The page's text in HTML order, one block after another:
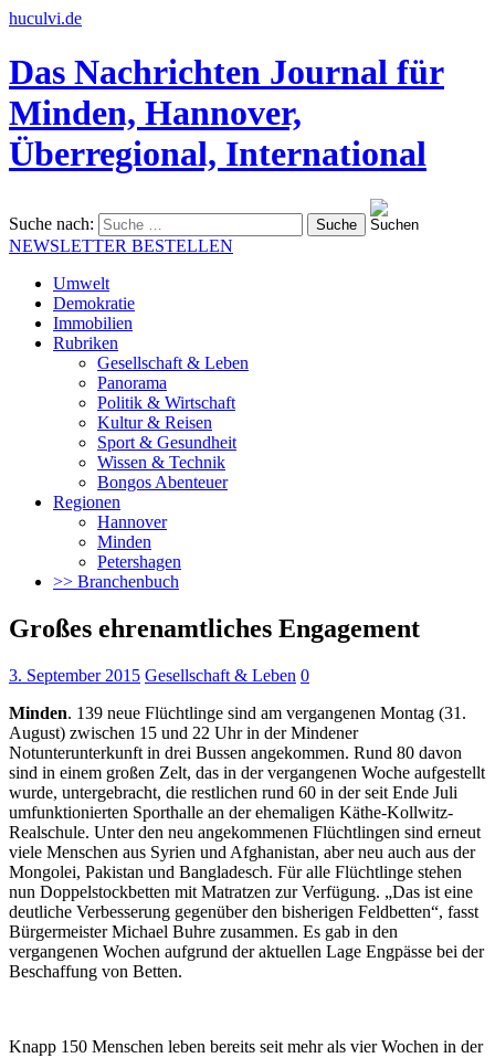
huculvi.de
Das Nachrichten Journal für
Minden, Hannover,
Überregional, International
Suche nach:
NEWSLETTER BESTELLEN
Umwelt
Demokratie
Immobilien
Rubriken
Gesellschaft & Leben
Panorama
Politik & Wirtschaft
Kultur & Reisen
Sport & Gesundheit
Wissen & Technik
Bongos Abenteuer
Regionen
Hannover
Minden
Petershagen
>> Branchenbuch
Großes ehrenamtliches Engagement
3. September 2015 Gesellschaft & Leben 0
Minden. 139 neue Flüchtlinge sind am vergangenen Montag (31.
August) zwischen 15 und 22 Uhr in der Mindener
Notunterunterkunft in drei Bussen angekommen. Rund 80 davon
sind in einem großen Zelt, das in der vergangenen Woche aufgestellt
wurde, untergebracht, die restlichen rund 60 in der seit Ende Juli
umfunktionierten Sporthalle an der ehemaligen Käthe-Kollwitz-
Realschule. Unter den neu angekommenen Flüchtlingen sind erneut
viele Menschen aus Syrien und Afghanistan, aber neu auch aus der
Mongolei, Pakistan und Bangladesch. Für alle Flüchtlinge stehen
nun Doppelstockbetten mit Matratzen zur Verfügung. „Das ist eine
deutliche Verbesserung gegenüber den bisherigen Feldbetten“, fasst
Bürgermeister Michael Buhre zusammen. Es gab in den
vergangenen Wochen aufgrund der aktuellen Lage Engpässe bei der
Beschaffung von Betten.
Knapp 150 Menschen leben bereits seit mehr als vier Wochen in der